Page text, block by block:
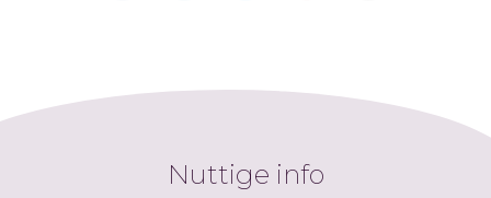
Nuttige info